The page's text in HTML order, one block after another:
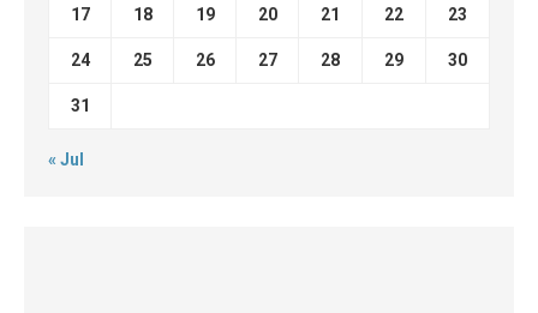
17 18 19 20 21 22 23
24 25 26 27 28 29 30
31
« Jul